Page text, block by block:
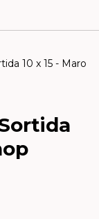
10 x 15 - Maro